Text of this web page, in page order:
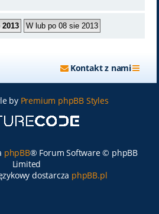
Kontakt z nami
by Premium phpBB Styles
phpBB® Forum Software © phpBB
Limited
dostarcza phpBB.pl